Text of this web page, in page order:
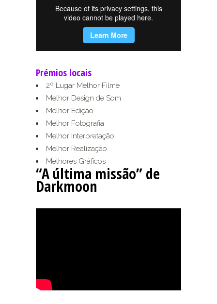
Prémios locais
2º Lugar Melhor Filme
Melhor Design de Som
Melhor Edição
Melhor Fotografia
Melhor Interpretação
Melhor Realização
Melhores Gráficos
“A última missão” de
Darkmoon